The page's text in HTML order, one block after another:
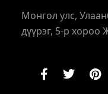
Монгол улс,
дүүрэг, 5-р